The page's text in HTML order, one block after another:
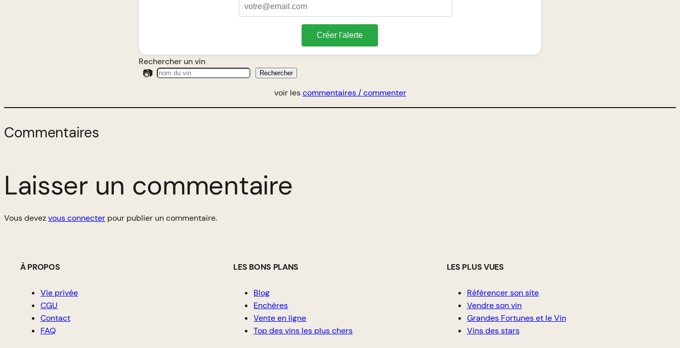
Créer l'alerte
Rechercher un vin
📷 Rechercher
voir lescommentaires / commenter
Commentaires
Laisser un commentaire
Vous devezvous connecter pour publier un commentaire.
À PROPOS
Vie privée
CGU
Contact
FAQ
LES BONS PLANS
Blog
Enchères
Vente en ligne
Top des vins les plus chers
LES PLUS VUES
Référencer son site
Vendre son vin
Grandes Fortunes et le Vin
Vins des stars